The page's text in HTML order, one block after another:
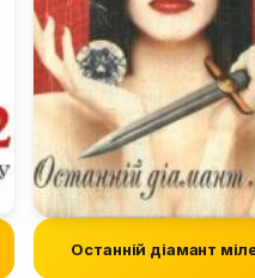
Останній діамант